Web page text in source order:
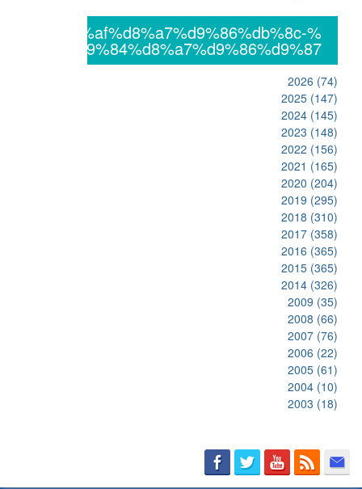
2026 (74)
2025 (147)
2024 (145)
2023 (148)
2022 (156)
2021 (165)
2020 (204)
2019 (295)
2018 (310)
2017 (358)
2016 (365)
2015 (365)
2014 (326)
2009 (35)
2008 (66)
2007 (76)
2006 (22)
2005 (61)
2004 (10)
2003 (18)